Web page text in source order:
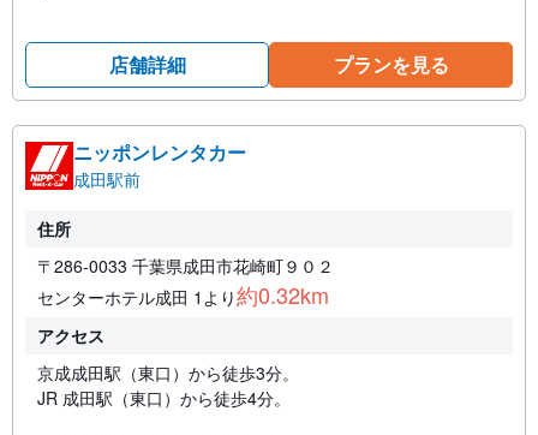
店舗詳細 プランを見る
ニッポンレンタカー
成田駅前
住所
〒286-0033 千葉県成田市花崎町９０２
センターホテル成田 1より約0.32km
アクセス
京成成田駅（東口）から徒歩3分。
JR 成田駅（東口）から徒歩4分。